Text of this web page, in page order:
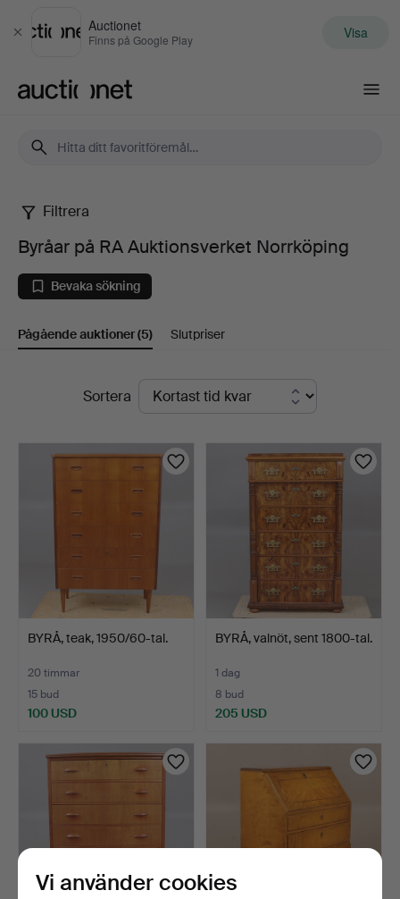
Stäng
Auctionet
Finns på Google Play Visa
Byråar
på
RA
Auktionsverket
Norrköping
Filtrera
Byråar på RA Auktionsverket Norrköping
Bevaka sökning
Pågående auktioner(5) Slutpriser
PågåendeSortera
BYRÅ, teak, 1950/60-tal.
20 timmar
15 bud
100 USD
BYRÅ, valnöt, sent 1800-tal.
1 dag
8 bud
205 USD
Vi använder cookies